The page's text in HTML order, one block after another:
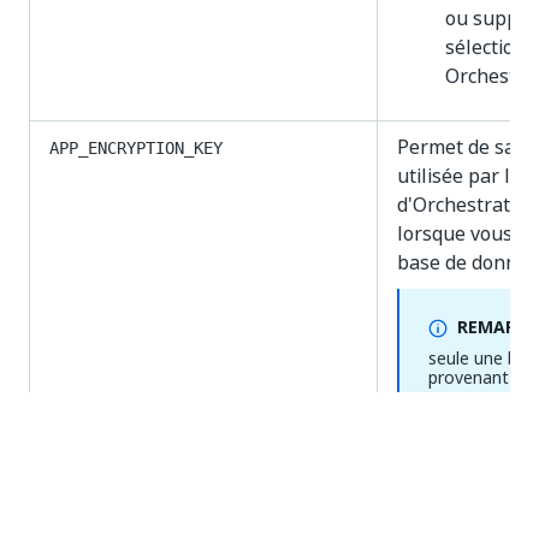
ou
APP_ENCRYPTION_KEY
Permet de
utilisée par la
d'Orchestrator
lorsque vous
base de
seule une
provenant
antérieures